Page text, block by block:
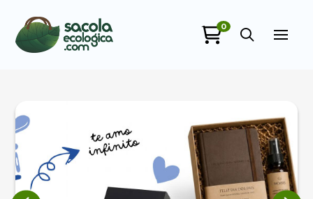
0
Sacola Ecológica